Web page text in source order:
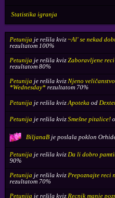
Statistika igranja
Petunija je rešila kviz ~Al' se nekad
rezultatom 100%
Petunija je rešila kviz Zaboravljene reci
rezultatom 80%
Petunija je rešila kviz Njeno
*Wednesday* rezultatom 70%
Petunija je rešila kviz Apoteka od
Petunija je rešila kviz Smešne pitalice!
BiljanaB je poslala poklon
Petunija je rešila kviz Da li dobro
90%
Petunija je rešila kviz Prepoznajte reci
rezultatom 70%
Petunija je rešila kviz Recnik manje